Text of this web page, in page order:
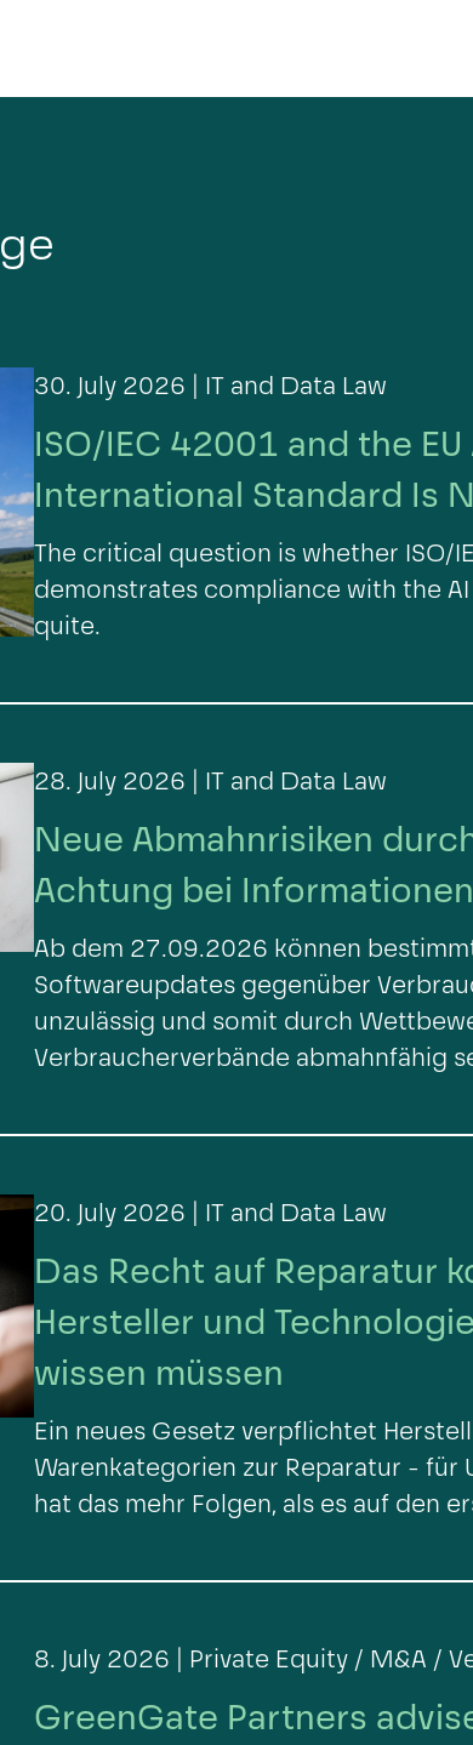
MÜNCHEN
30. July 2026 | IT and Data Law
ISO/IEC 42001 and the
International Standard Is
The critical question is whether ISO/
demonstrates compliance with the
quite.
28. July 2026 | IT and Data Law
Neue Abmahnrisiken
Achtung bei
Ab dem 27.09.2026 können
Softwareupdates gegenüber
unzulässig und somit durch
Verbraucherverbände abmahnfähig
20. July 2026 | IT and Data Law
Das Recht auf Reparatur
Hersteller und
wissen müssen
Ein neues Gesetz verpflichtet
Warenkategorien zur Reparatur - für
hat das mehr Folgen, als es auf den
8. July 2026 | Private Equity / M&A /
GreenGate Partners